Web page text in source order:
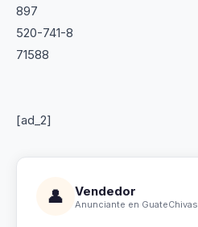
897
520-741-8
71588
[ad_2]
👤 Vendedor
Anunciante en GuateChivas